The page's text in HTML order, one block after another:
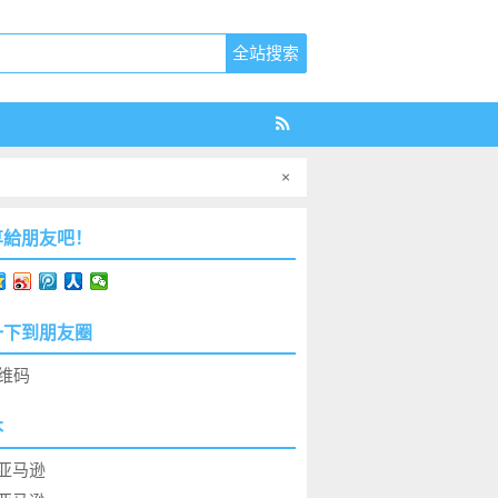
×
朋友吧！
到朋友圈
马逊